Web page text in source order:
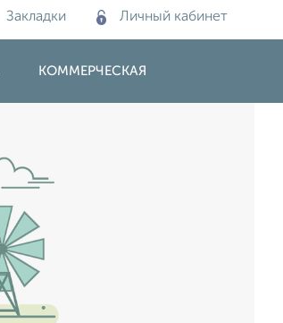
Закладки Личный кабинет
КОММЕРЧЕСКАЯ